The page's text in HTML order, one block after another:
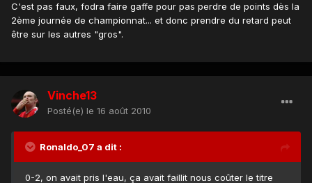
C'est pas faux, fodra faire gaffe pour pas perdre de points dès la
2ème journée de championnat... et donc prendre du retard peut
être sur les autres "gros".
Vinche13
Posté(e) le 16 août 2010
Ronaldo_07 a dit :
0-2, on avait pris l'eau, ça avait faillit nous coûter le titre